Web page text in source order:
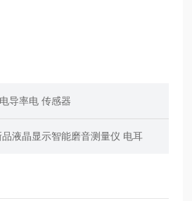
导率电 传感器
液晶显示智能磨音测量仪 电耳